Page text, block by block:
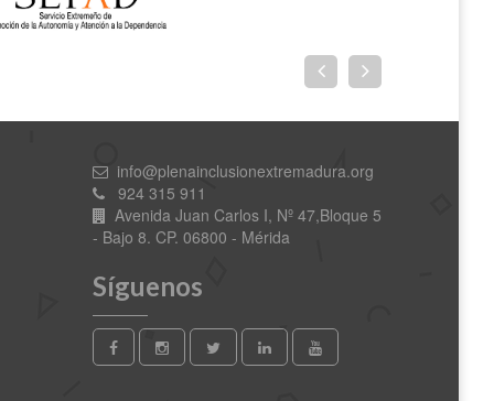
info@plenainclusionextremadura.org
924 315 911
Avenida Juan Carlos I, Nº 47,Bloque 5
- Bajo 8. CP. 06800 - Mérida
Síguenos